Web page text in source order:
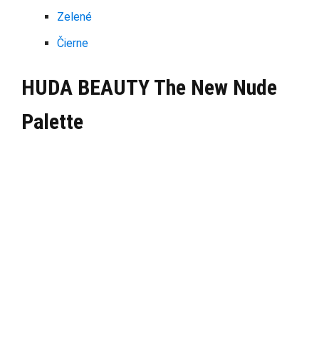
Zelené
Čierne
HUDA BEAUTY The New Nude
Palette